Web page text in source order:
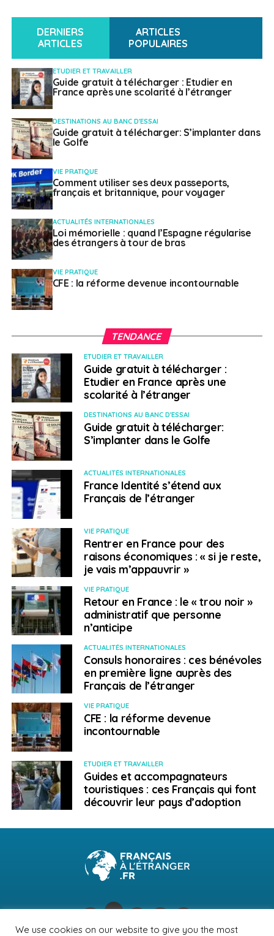
Weena Truscelli
DERNIERS
ARTICLES
ARTICLES
POPULAIRES
ETUDIER ET TRAVAILLER
Guide gratuit à télécharger : Etudier en
France après une scolarité à l’étranger
DESTINATIONS AU BANC D'ESSAI
Guide gratuit à télécharger: S’implanter dans
le Golfe
VIE PRATIQUE
Comment utiliser ses deux passeports,
français et britannique, pour voyager
ACTUALITÉS INTERNATIONALES
Loi mémorielle : quand l’Espagne régularise
des étrangers à tour de bras
VIE PRATIQUE
CFE : la réforme devenue incontournable
TENDANCE
ETUDIER ET TRAVAILLER
Guide gratuit à télécharger :
Etudier en France après une
scolarité à l’étranger
DESTINATIONS AU BANC D'ESSAI
Guide gratuit à télécharger:
S’implanter dans le Golfe
ACTUALITÉS INTERNATIONALES
France Identité s’étend aux
Français de l’étranger
VIE PRATIQUE
Rentrer en France pour des
raisons économiques : « si je reste,
je vais m’appauvrir »
VIE PRATIQUE
Retour en France : le « trou noir »
administratif que personne
n’anticipe
ACTUALITÉS INTERNATIONALES
Consuls honoraires : ces bénévoles
en première ligne auprès des
Français de l’étranger
VIE PRATIQUE
CFE : la réforme devenue
incontournable
ETUDIER ET TRAVAILLER
Guides et accompagnateurs
touristiques : ces Français qui font
découvrir leur pays d’adoption
We use cookies on our website to give you the most